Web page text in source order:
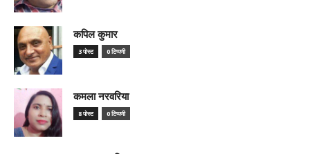
कपिल कुमार
3 पोस्ट 0 टिप्पणी
कमला नरवरिया
8 पोस्ट 0 टिप्पणी